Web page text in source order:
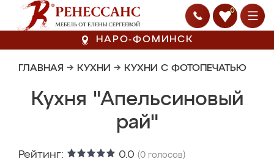
0
НАРО-ФОМИНСК
ГЛАВНАЯ → КУХНИ → КУХНИ С ФОТОПЕЧАТЬЮ
Кухня "Апельсиновый
рай"
Рейтинг: 0.0 (0 голосов)